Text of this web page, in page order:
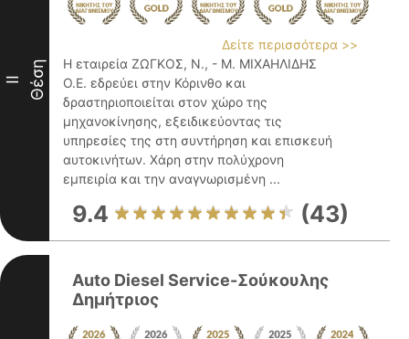
II Θέση
Δείτε περισσότερα >>
Η εταιρεία ΖΩΓΚΟΣ, Ν., - Μ. ΜΙΧΑΗΛΙΔΗΣ
Ο.Ε. εδρεύει στην Κόρινθο και
δραστηριοποιείται στον χώρο της
μηχανοκίνησης, εξειδικεύοντας τις
υπηρεσίες της στη συντήρηση και επισκευή
αυτοκινήτων. Χάρη στην πολύχρονη
εμπειρία και την αναγνωρισμένη ...
9.4 (43)
Auto Diesel Service-Σούκουλης
Δημήτριος